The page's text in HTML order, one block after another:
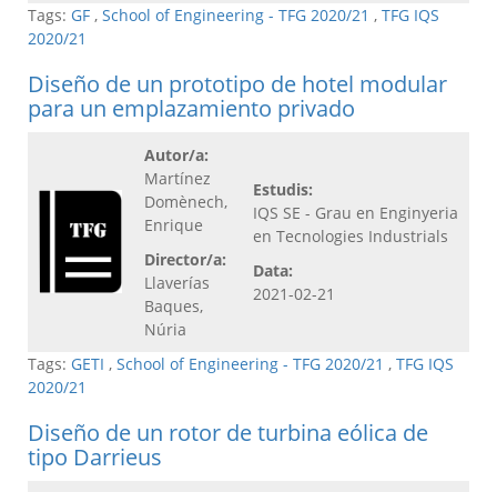
Tags: GF , School of Engineering - TFG 2020/21 , TFG IQS
2020/21
Diseño de un prototipo de hotel modular
para un emplazamiento privado
Autor/a:
Martínez
Domènech,
Enrique
Director/a:
Llaverías
Baques,
Núria
Estudis:
IQS SE - Grau en Enginyeria
en Tecnologies Industrials
Data:
2021-02-21
Tags: GETI , School of Engineering - TFG 2020/21 , TFG IQS
2020/21
Diseño de un rotor de turbina eólica de
tipo Darrieus